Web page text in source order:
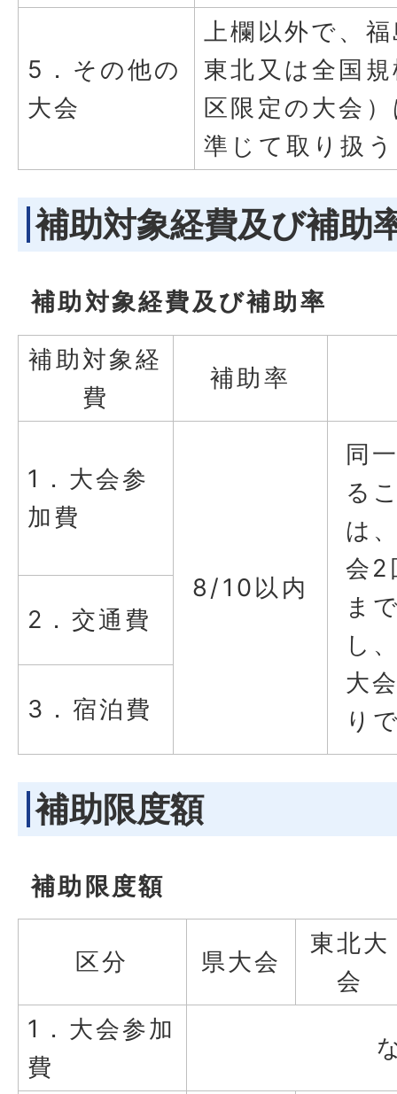
5．その他の
大会
上欄以外で、
東北又は全国
区限定の大会
準じて取り扱
補助対象経費及び補助
補助対象経費及び補助率
補助対象経
費
補助率
1．大会参
加費
8/10以内
同
る
は
会2
ま
し
大
り
2．交通費
3．宿泊費
補助限度額
補助限度額
区分 県大会
東北大
会
1．大会参加
費